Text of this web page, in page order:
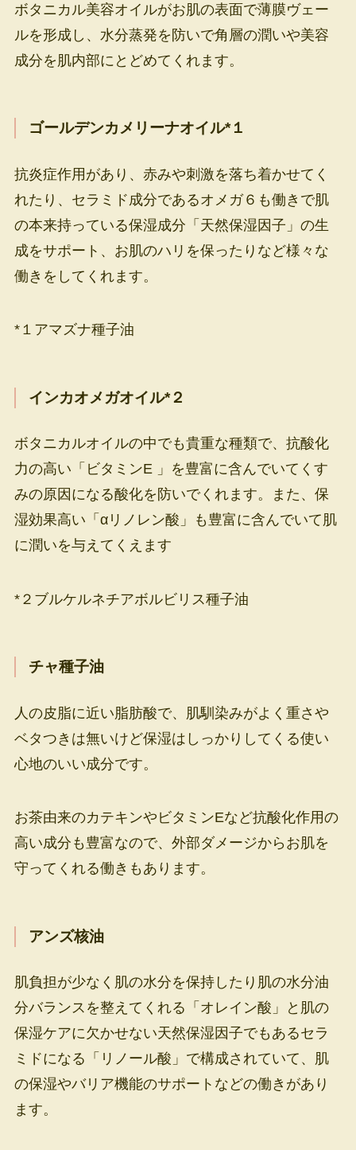
ボタニカル美容オイルがお肌の表面で薄膜ヴェー
ルを形成し、水分蒸発を防いで角層の潤いや美容
成分を肌内部にとどめてくれます。
ゴールデンカメリーナオイル*１
抗炎症作用があり、赤みや刺激を落ち着かせてく
れたり、セラミド成分であるオメガ６も働きで肌
の本来持っている保湿成分「天然保湿因子」の生
成をサポート、お肌のハリを保ったりなど様々な
働きをしてくれます。
*１アマズナ種子油
インカオメガオイル*２
ボタニカルオイルの中でも貴重な種類で、抗酸化
力の高い「ビタミンE 」を豊富に含んでいてくす
みの原因になる酸化を防いでくれます。また、保
湿効果高い「αリノレン酸」も豊富に含んでいて肌
に潤いを与えてくえます
*２ブルケルネチアボルビリス種子油
チャ種子油
人の皮脂に近い脂肪酸で、肌馴染みがよく重さや
ベタつきは無いけど保湿はしっかりしてくる使い
心地のいい成分です。
お茶由来のカテキンやビタミンEなど抗酸化作用の
高い成分も豊富なので、外部ダメージからお肌を
守ってくれる働きもあります。
アンズ核油
肌負担が少なく肌の水分を保持したり肌の水分油
分バランスを整えてくれる「オレイン酸」と肌の
保湿ケアに欠かせない天然保湿因子でもあるセラ
ミドになる「リノール酸」で構成されていて、肌
の保湿やバリア機能のサポートなどの働きがあり
ます。